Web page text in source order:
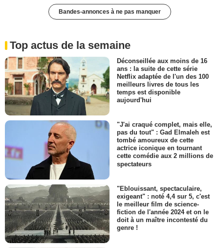
Bandes-annonces à ne pas manquer
Top actus de la semaine
Déconseillée aux moins de 16
ans : la suite de cette série
Netflix adaptée de l'un des 100
meilleurs livres de tous les
temps est disponible
aujourd'hui
"J'ai craqué complet, mais elle,
pas du tout" : Gad Elmaleh est
tombé amoureux de cette
actrice iconique en tournant
cette comédie aux 2 millions de
spectateurs
"Eblouissant, spectaculaire,
exigeant" : noté 4,4 sur 5, c'est
le meilleur film de science-
fiction de l'année 2024 et on le
doit à un maître incontesté du
genre !